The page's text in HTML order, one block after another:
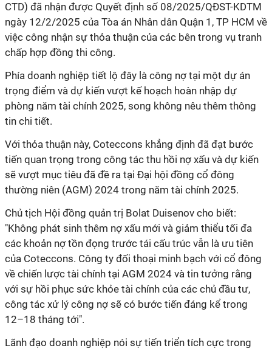
CTD) đã nhận được Quyết định số 08/2025/QĐST-KDTM
ngày 12/2/2025 của Tòa án Nhân dân Quận 1, TP HCM về
việc công nhận sự thỏa thuận của các bên trong vụ tranh
chấp hợp đồng thi công.
Phía doanh nghiệp tiết lộ đây là công nợ tại một dự án
trọng điểm và dự kiến vượt kế hoạch hoàn nhập dự
phòng năm tài chính 2025, song không nêu thêm thông
tin chi tiết.
Với thỏa thuận này, Coteccons khẳng định đã đạt bước
tiến quan trọng trong công tác thu hồi nợ xấu và dự kiến
sẽ vượt mục tiêu đã đề ra tại Đại hội đồng cổ đông
thường niên (AGM) 2024 trong năm tài chính 2025.
Chủ tịch Hội đồng quản trị Bolat Duisenov cho biết:
"Không phát sinh thêm nợ xấu mới và giảm thiểu tối đa
các khoản nợ tồn đọng trước tái cấu trúc vẫn là ưu tiên
của Coteccons. Công ty đối thoại minh bạch với cổ đông
về chiến lược tài chính tại AGM 2024 và tin tưởng rằng
với sự hồi phục sức khỏe tài chính của các chủ đầu tư,
công tác xử lý công nợ sẽ có bước tiến đáng kể trong
12–18 tháng tới".
Lãnh đạo doanh nghiệp nói sự tiến triển tích cực trong